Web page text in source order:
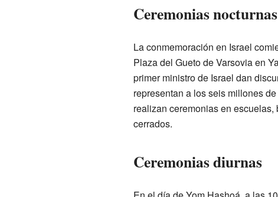
Ceremonias nocturnas
La conmemoración en Israel
Plaza del Gueto de Varsovia en
primer ministro de Israel dan
representan a los seis millones
realizan ceremonias en
cerrados.
Ceremonias diurnas